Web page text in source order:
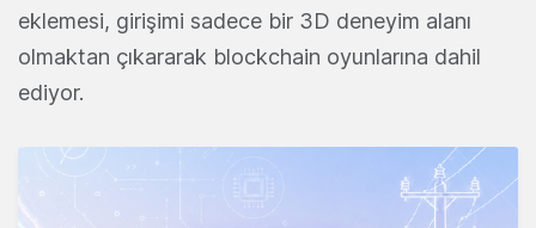
eklemesi, girişimi sadece bir 3D deneyim alanı
olmaktan çıkararak blockchain oyunlarına dahil
ediyor.